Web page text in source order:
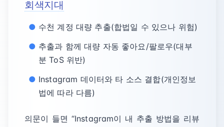
회색지대
수천 계정 대량 추출(합법일 수 있으나 위험)
추출과 함께 대량 자동 좋아요/팔로우(대부
분 ToS 위반)
Instagram 데이터와 타 소스 결합(개인정보
법에 따라 다름)
의문이 들면 “Instagram이 내 추출 방법을 리뷰